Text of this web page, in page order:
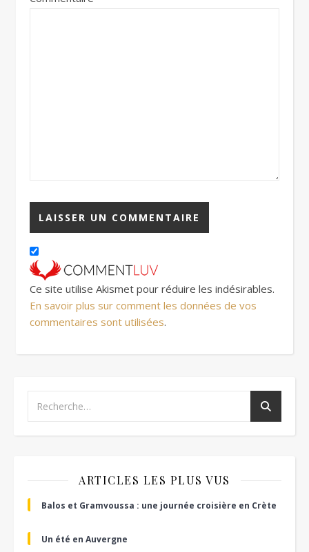
Ce site utilise Akismet pour réduire les indésirables.
En savoir plus sur comment les données de vos
commentaires sont utilisées.
ARTICLES LES PLUS VUS
Balos et Gramvoussa : une journée croisière en Crète
Un été en Auvergne